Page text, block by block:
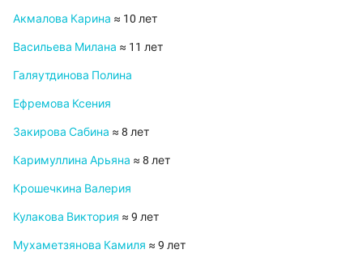
Акмалова Карина ≈ 10 лет
Васильева Милана ≈ 11 лет
Галяутдинова Полина
Ефремова Ксения
Закирова Сабина ≈ 8 лет
Каримуллина Арьяна ≈ 8 лет
Крошечкина Валерия
Кулакова Виктория ≈ 9 лет
Мухаметзянова Камиля ≈ 9 лет